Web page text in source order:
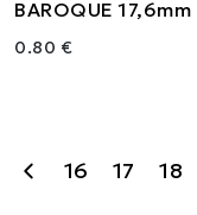
BAROQUE 17,6mm
0.80 €
16 17 18